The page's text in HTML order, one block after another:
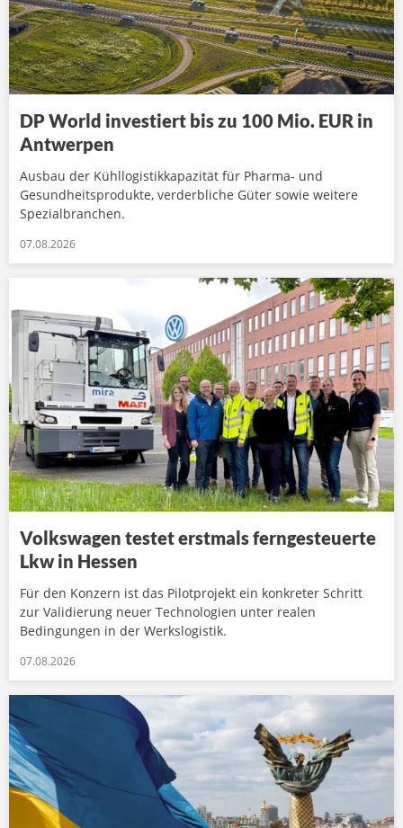
DP World investiert bis zu 100 Mio. EUR in
Antwerpen
Ausbau der Kühllogistikkapazität für Pharma- und
Gesundheitsprodukte, verderbliche Güter sowie weitere
Spezialbranchen.
07.08.2026
Volkswagen testet erstmals ferngesteuerte
Lkw in Hessen
Für den Konzern ist das Pilotprojekt ein konkreter Schritt
zur Validierung neuer Technologien unter realen
Bedingungen in der Werkslogistik.
07.08.2026